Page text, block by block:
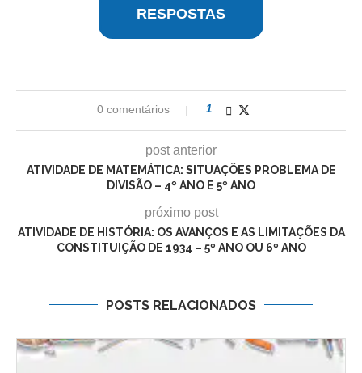
RESPOSTAS
0 comentários 1
post anterior
ATIVIDADE DE MATEMÁTICA: SITUAÇÕES PROBLEMA DE
DIVISÃO – 4º ANO E 5º ANO
próximo post
ATIVIDADE DE HISTÓRIA: OS AVANÇOS E AS LIMITAÇÕES DA
CONSTITUIÇÃO DE 1934 – 5º ANO OU 6º ANO
POSTS RELACIONADOS